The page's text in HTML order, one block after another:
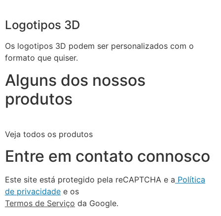
Logotipos 3D
Os logotipos 3D podem ser personalizados com o
formato que quiser.
Alguns dos nossos
produtos
Veja todos os produtos
Entre em contato connosco
Este site está protegido pela reCAPTCHA e a Política
de privacidade e os
Termos de Serviço da Google.